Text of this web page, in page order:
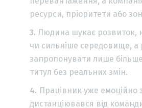
ресурси, пріоритети або
Людина шукає розвиток,
чи сильніше середовище,
запропонувати лише
титул без реальних змін.
Працівник уже емоційно
дистанціювався від